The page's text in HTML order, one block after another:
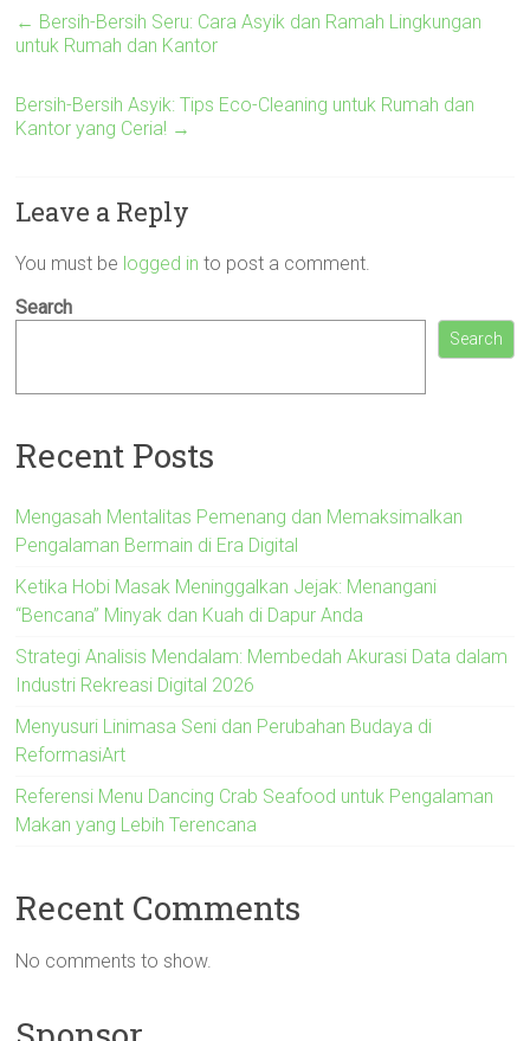
← Bersih-Bersih Seru: Cara Asyik dan Ramah Lingkungan
untuk Rumah dan Kantor
Bersih-Bersih Asyik: Tips Eco-Cleaning untuk Rumah dan
Kantor yang Ceria! →
Leave a Reply
You must be logged in to post a comment.
Search
Search
Recent Posts
Mengasah Mentalitas Pemenang dan Memaksimalkan
Pengalaman Bermain di Era Digital
Ketika Hobi Masak Meninggalkan Jejak: Menangani
“Bencana” Minyak dan Kuah di Dapur Anda
Strategi Analisis Mendalam: Membedah Akurasi Data dalam
Industri Rekreasi Digital 2026
Menyusuri Linimasa Seni dan Perubahan Budaya di
ReformasiArt
Referensi Menu Dancing Crab Seafood untuk Pengalaman
Makan yang Lebih Terencana
Recent Comments
No comments to show.